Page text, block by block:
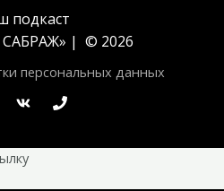
подкаст
» | © 2026
персональных данных